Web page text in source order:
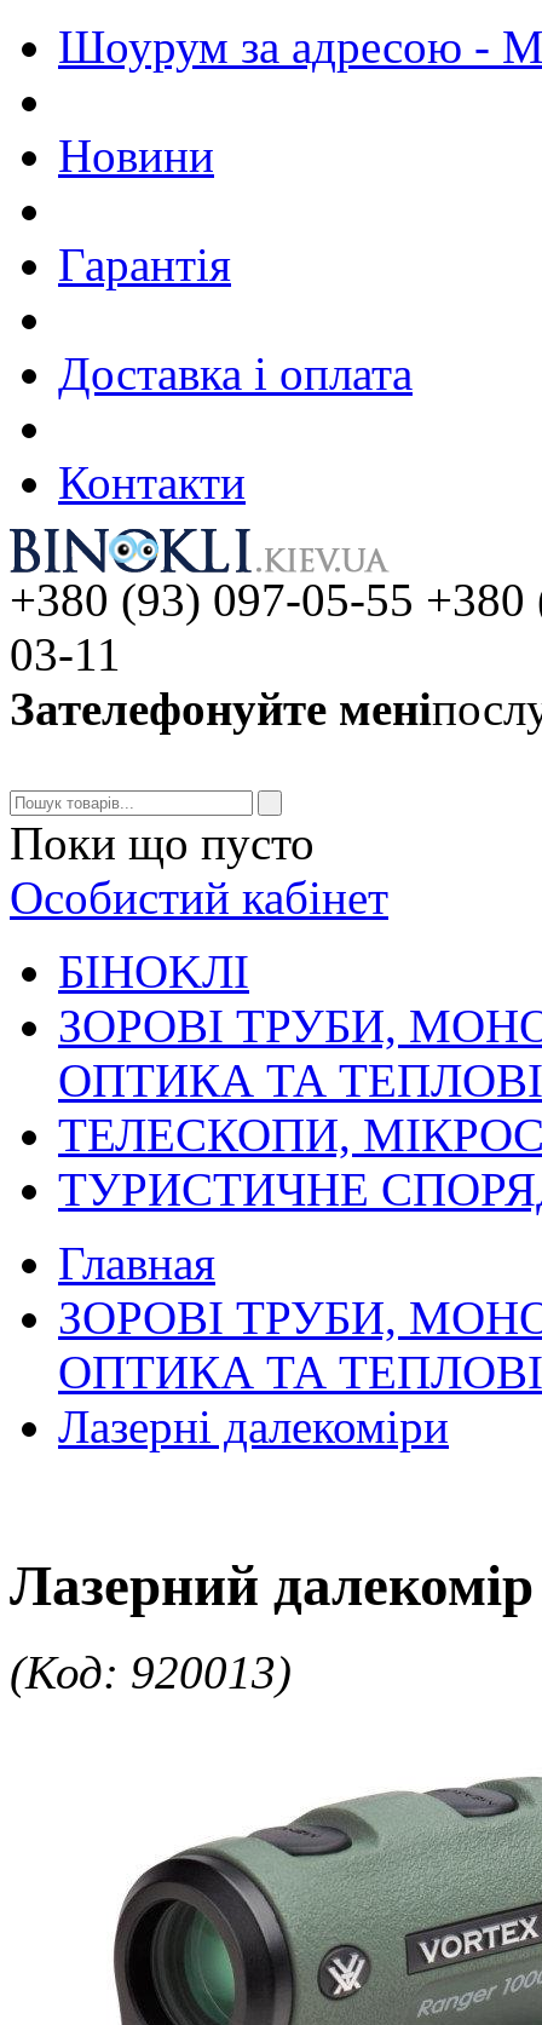
Шоурум за адресою - М.
Новини
Гарантія
Доставка і оплата
Контакти
+380 (93) 097-05-55
03-11
Зателефонуйте мені
Поки що пусто
Особистий кабінет
БIHOKЛI
ЗОРОВІ ТРУБИ,
ОПТИКА ТА
ТЕЛЕСКОПИ,
ТУРИСТИЧНЕ
Главная
ЗОРОВІ ТРУБИ,
ОПТИКА ТА
Лазерні далекоміри
Лазерний
(Код: 920013)